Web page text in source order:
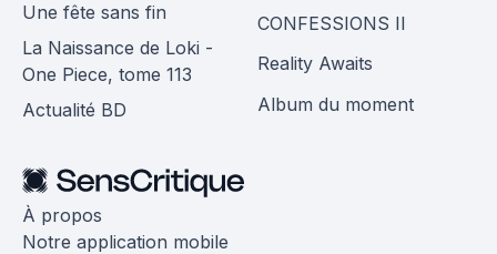
Une fête sans fin
La Naissance de Loki -
One Piece, tome 113
Actualité BD
CONFESSIONS II
Reality Awaits
Album du moment
À propos
Notre application mobile